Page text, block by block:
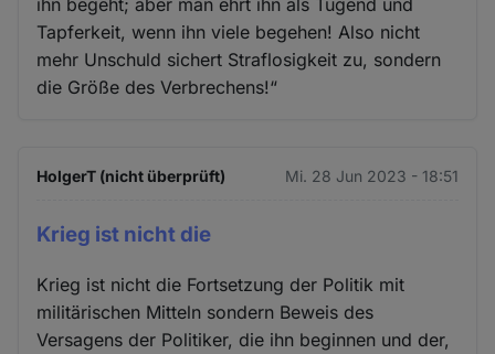
ihn begeht; aber man ehrt ihn als Tugend und
Tapferkeit, wenn ihn viele begehen! Also nicht
mehr Unschuld sichert Straflosigkeit zu, sondern
die Größe des Verbrechens!“
HolgerT (nicht überprüft) Mi. 28 Jun 2023 - 18:51
Krieg ist nicht die
Krieg ist nicht die Fortsetzung der Politik mit
militärischen Mitteln sondern Beweis des
Versagens der Politiker, die ihn beginnen und der,